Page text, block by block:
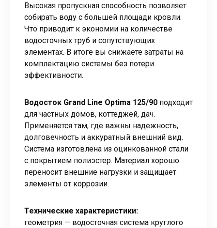
Высокая пропускная способность позволяет
собирать воду с большей площади кровли.
Что приводит к экономии на количестве
водосточных труб и сопутствующих
элементах. В итоге вы снижаете затраты на
комплектацию системы без потери
эффективности.
Водосток Grand Line Optima 125/90 подходит
для частных домов, коттеджей, дач.
Применяется там, где важны надежность,
долговечность и аккуратный внешний вид.
Система изготовлена из оцинкованной стали
с покрытием полиэстер. Материал хорошо
переносит внешние нагрузки и защищает
элементы от коррозии.
Технические характеристики:
геометрия — водосточная система круглого